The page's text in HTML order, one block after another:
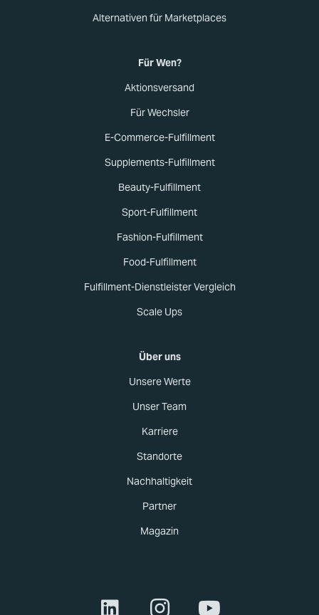
Alternativen für Marketplaces
Für Wen?
Aktionsversand
Für Wechsler
E-Commerce-Fulfillment
Supplements-Fulfillment
Beauty-Fulfillment
Sport-Fulfillment
Fashion-Fulfillment
Food-Fulfillment
Fulfillment-Dienstleister Vergleich
Scale Ups
Über uns
Unsere Werte
Unser Team
Karriere
Standorte
Nachhaltigkeit
Partner
Magazin